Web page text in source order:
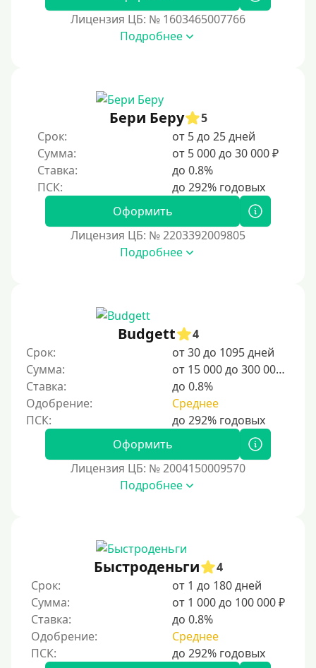
В день обращения
С 19 лет
С 20 лет
С 21 года
С 22 лет
С 23 лет
Несовершеннолетним
Для мужчин
Женский займ
Мамам в декрете
Без прописки
С временной регистрацией
Пенсионерам до 70 лет
Пенсионерам до 75 лет
Пенсионерам до 80 лет
Пенсионерам до 85 лет
Безработным
Лицензия ЦБ: № 1603465007766
Подробнее
Бери Беру
5
Срок:
от 5 до 25 дней
Сумма:
от 5 000 до 30 000 ₽
Ставка:
до 0.8%
Оформить
Лицензия ЦБ: № 2203392009805
Подробнее
Budgett
4
Срок:
от 30 до 1095 дней
Сумма:
от 15 000 до 300 000 ₽
Ставка:
до 0.8%
Одобрение:
Среднее
Оформить
Лицензия ЦБ: № 2004150009570
Подробнее
Быстроденьги
4
Срок:
от 1 до 180 дней
Сумма:
от 1 000 до 100 000 ₽
Ставка:
до 0.8%
Одобрение:
Среднее